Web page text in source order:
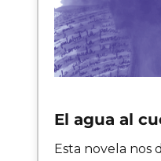
El agua al
Esta novela nos